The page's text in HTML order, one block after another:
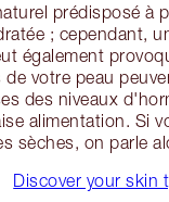
prédisposé à
; cependant,
également
votre peau
des niveaux
alimentation. Si
sèches, on parle
Discover your skin